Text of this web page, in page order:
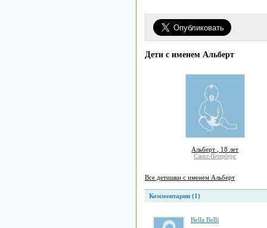
Дети с именем Альберт
Альберт , 18 лет
Санкт-Петербург
Все детишки с именем Альберт
Комментарии (1)
Bella Belli